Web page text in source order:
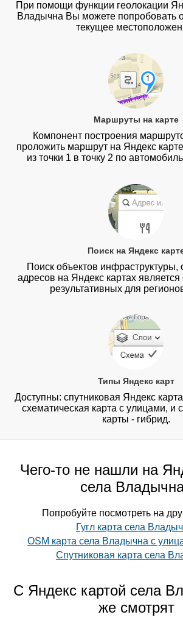
При помощи функции геолокации
Владычна Вы можете попробовать
текущее
Маршруты на карте
Компонент построения
проложить маршрут на Яндекс
из точки 1 в точку 2 по
Поиск на Яндекс
Поиск объектов инфраструктуры,
адресов на Яндекс картах
результативных для
Типы Яндекс карт
Доступны: спутниковая Яндекс
схематическая карта с улицами,
карты - гибрид.
Чего-то не нашли на
села
Попробуйте посмотреть на
Гугл карта села
OSM карта села Владычна с
Спутниковая карта села
С Яндекс картой села
же смотрят